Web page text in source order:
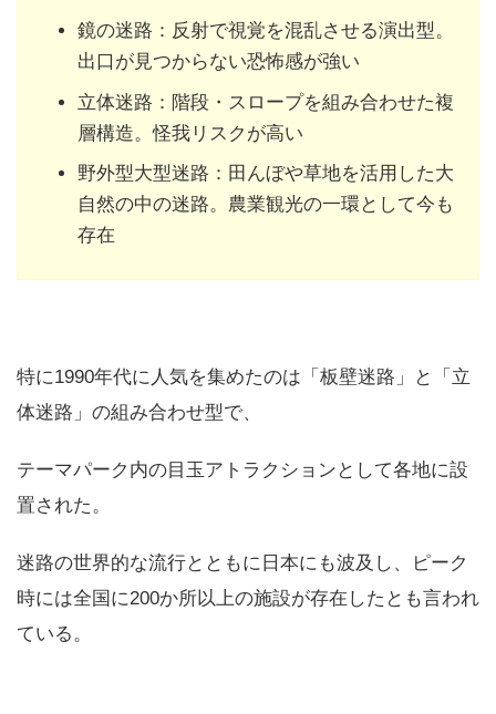
鏡の迷路：反射で視覚を混乱させる演出型。
出口が見つからない恐怖感が強い
立体迷路：階段・スロープを組み合わせた複
層構造。怪我リスクが高い
野外型大型迷路：田んぼや草地を活用した大
自然の中の迷路。農業観光の一環として今も
存在
特に1990年代に人気を集めたのは「板壁迷路」と「立
体迷路」の組み合わせ型で、
テーマパーク内の目玉アトラクションとして各地に設
置された。
迷路の世界的な流行とともに日本にも波及し、ピーク
時には全国に200か所以上の施設が存在したとも言われ
ている。